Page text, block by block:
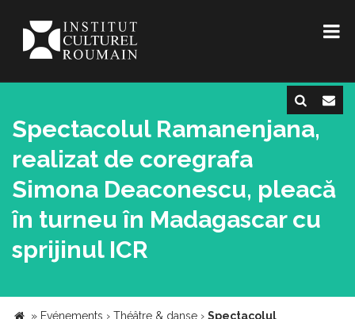
Spectacolul Ramanenjana,
realizat de coregrafa
Simona Deaconescu, pleacă
în turneu în Madagascar cu
sprijinul ICR
» Evénements › Théâtre & danse › Spectacolul